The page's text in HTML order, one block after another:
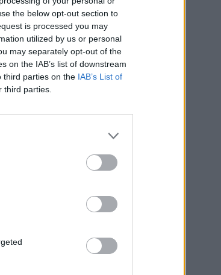
the below opt-out section to
is processed you may
utilized by us or personal
may separately opt-out of the
on the IAB’s list of downstream
third parties on the IAB’s List of
parties.
az amerikai elnök kilátásba
megvonását, ha a
nevezte Mamdanit, akinek a
republikánus elnök kijelentette: Ha
nem kapnak pénzt. New York
olvasása előfizetéses